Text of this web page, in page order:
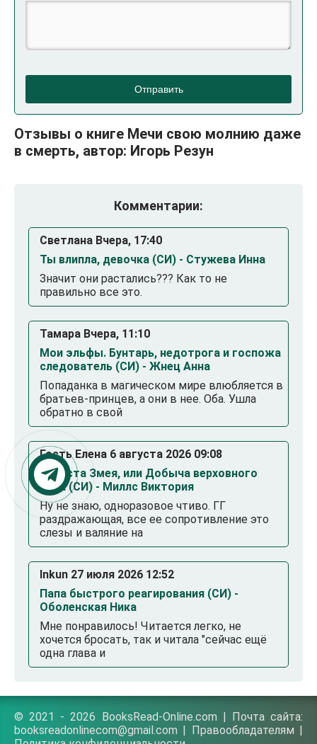
Отправить
Отзывы о книге Мечи свою молнию даже
в смерть, автор: Игорь Резун
Комментарии:
Светлана Вчера, 17:40
Ты влипла, девочка (СИ) - Стужева Инна
Значит они растались??? Как то не
правильно все это.
Тамара Вчера, 11:10
Мои эльфы. Бунтарь, недотрога и госпожа
следователь (СИ) - Жнец Анна
Попаданка в магическом мире влюбляется в
братьев-принцев, а они в нее. Оба. Ушла
обратно в свой
Гость Елена 6 августа 2026 09:08
Невеста Змея, или Добыча верховного
Нага (СИ) - Миллс Виктория
Ну не знаю, одноразовое чтиво. ГГ
раздражающая, все ее сопротивление это
слезы и валяние на
Inkun 27 июля 2026 12:52
Папа быстрого реагирования (СИ) -
Оболенская Ника
Мне понравилось! Читается легко, не
хочется бросать, так и читала "сейчас ещё
одна глава и
© 2021 - 2026 BooksRead-Online.com | Почта сайта:
booksreadonlinecom@gmail.com | Правообладателям |